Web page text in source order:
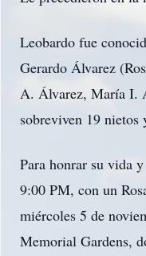
Leobardo fue
Gerardo Álvarez
A. Álvarez, María I.
sobreviven 19 nietos
Para honrar su vida
9:00 PM, con un
miércoles 5 de
Memorial Gardens,